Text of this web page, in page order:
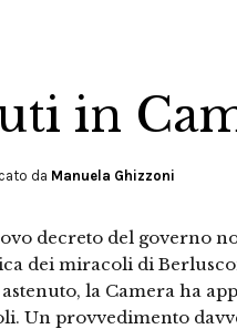
in
da Manuela Ghizzoni
decreto del governo
dei miracoli di
la Camera ha
Un provvedimento